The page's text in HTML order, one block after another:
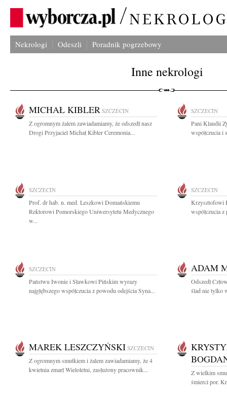
Nekrologi Odeszli Poradnik pogrzebowy
Inne nekrologi
MICHAŁ KIBLER SZCZECIN
Z ogromnym żalem zawiadamiamy, że odszedł nasz
Drogi Przyjaciel Michał Kibler Ceremonia...
SZCZECIN
Pani Klaudii
współczucia i
SZCZECIN
Prof. dr hab. n. med. Leszkowi Domańskiemu
Rektorowi Pomorskiego Uniwersytetu Medycznego
w...
SZCZECIN
Krzysztofowi
współczucia
SZCZECIN
Państwu Iwonie i Sławkowi Pińskim wyrazy
najgłębszego współczucia z powodu odejścia Syna...
ADAM
Odszedł
ślad nie tylko
MAREK LESZCZYŃSKI SZCZECIN
Z ogromnym smutkiem i żalem zawiadamiamy, że 4
kwietnia zmarł Wieloletni, zasłużony pracownik...
Z wielkim
śmierci por.